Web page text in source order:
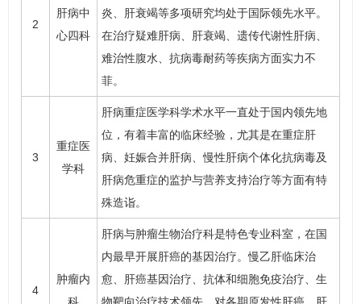
2
肝病中
心四科
炎
肝衰竭等多项研究均处于国际领先水平。
在治疗疑难肝病、肝衰竭、遗传代谢性肝病、
难治性腹水、抗病毒耐药等疾病方面实力不
菲。
3
重症医
学科
肝病重症医学科学术水平一直处于国内领先地
位，有着丰富的临床经验，尤其是在重症肝
病、妊娠合并肝病、慢性肝病个体化抗病毒及
肝病危重症的监护与营养支持治疗等方面有特
殊造诣。
4
肿瘤内
肝病与肿瘤生物治疗科是特色专业科室，在国
内最早开展肝癌的基因治疗。慢乙肝临床治
愈、肝癌基因治疗、抗体和细胞免疫治疗、生